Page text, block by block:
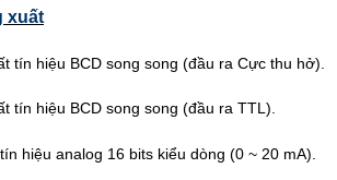
xuất
tín hiệu BCD song song (đầu ra Cực thu hở).
tín hiệu BCD song song (đầu ra TTL).
hiệu analog 16 bits kiểu dòng (0 ~ 20 mA).